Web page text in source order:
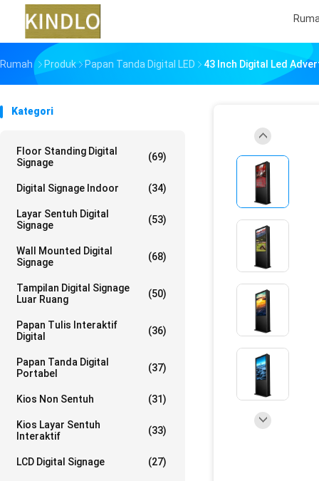
Rumah Produk Papan Tanda Digital LED 43 Inch Digital Led
Kategori
Floor Standing Digital
Signage
(69)
Digital Signage Indoor (34)
Layar Sentuh Digital
Signage
(53)
Wall Mounted Digital
Signage
(68)
Tampilan Digital Signage
Luar Ruang
(50)
Papan Tulis Interaktif
Digital
(36)
Papan Tanda Digital
Portabel
(37)
Kios Non Sentuh (31)
Kios Layar Sentuh
Interaktif
(33)
LCD Digital Signage (27)